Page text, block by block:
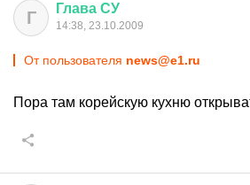
Г Глава СУ
14:38, 23.10.2009
От пользователя news@e1.ru
Пора там корейскую кухню